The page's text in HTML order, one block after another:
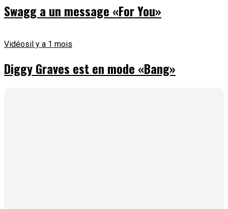
Swagg a un message «For You»
Vidéosil y a 1 mois
Diggy Graves est en mode «Bang»